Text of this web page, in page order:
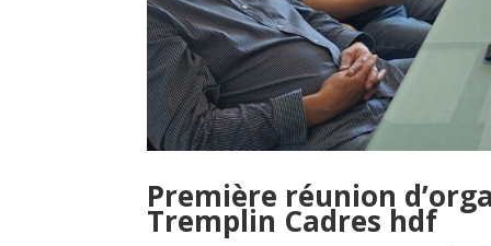
Première réunion
Tremplin Cadres hdf